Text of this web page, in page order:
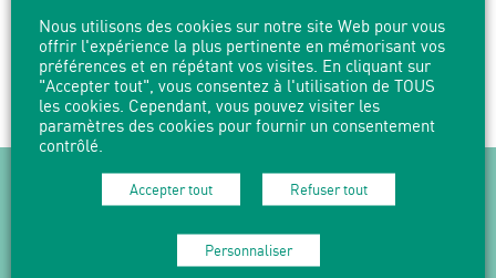
PARTAGER IMPRIMER
NEWSLETTER
à nos Newsletters.
Nous utilisons des cookies sur notre site Web pour vous
offrir l'expérience la plus pertinente en mémorisant vos
préférences et en répétant vos visites. En cliquant sur
"Accepter tout", vous consentez à l'utilisation de TOUS
les cookies. Cependant, vous pouvez visiter les
paramètres des cookies pour fournir un consentement
contrôlé.
Accepter tout Refuser tout
Personnaliser